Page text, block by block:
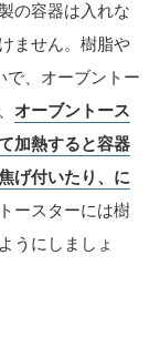
の容器は入れな
ません。樹脂や
で、オーブントー
オーブントース
加熱すると容器
げ付いたり、に
ースターには樹
うにしましょ